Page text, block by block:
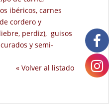
ibéricos, carnes
cordero y
perdiz), guisos
y semi-
« Volver al listado